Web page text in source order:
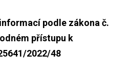
podle zákona č.
přístupu k
2022/48